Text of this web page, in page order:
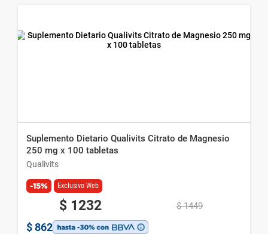
Suplemento Dietario Qualivits Citrato de Magnesio
250 mg x 100 tabletas
Qualivits
-15% Exclusivo Web
$ 1232 $ 1449
$ 862